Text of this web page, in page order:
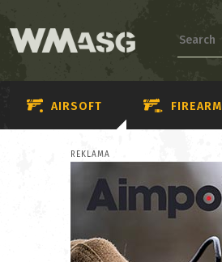
AIRSOFT FIREARM
REKLAMA